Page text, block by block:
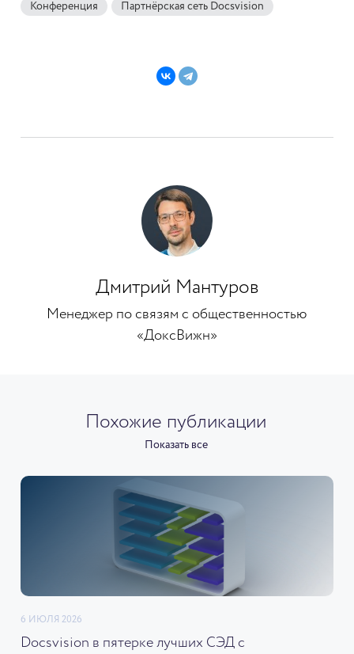
Конференция Партнёрская сеть Docsvision
Дмитрий Мантуров
Менеджер по связям с общественностью
«ДоксВижн»
Похожие публикации
Показать все
6 ИЮЛЯ 2026
Docsvision в пятерке лучших СЭД с